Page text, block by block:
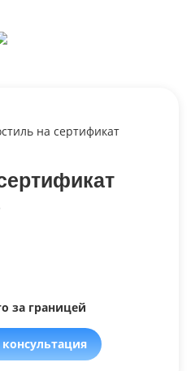
на сертификат
за границей
консультация